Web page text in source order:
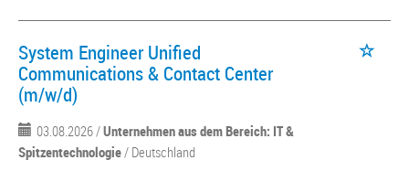
System Engineer Unified
Communications & Contact Center
(m/w/d)
03.08.2026 /Unternehmen aus dem Bereich: IT &
Spitzentechnologie/ Deutschland